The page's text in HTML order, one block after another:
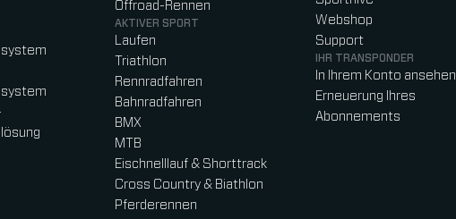
Offroad-Rennen
AKTIVER SPORT
Laufen
Triathlon
Rennradfahren
Bahnradfahren
BMX
MTB
Eischnelllauf & Shorttrack
Cross Country & Biathlon
Pferderennen
Webshop
Support
IHR TRANSPONDER
In Ihrem Konto ansehen
Erneuerung Ihres
Abonnements